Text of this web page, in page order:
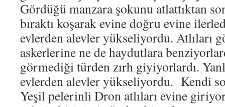
Gördüğü manzara şokunu atlattıktan
bıraktı koşarak evine doğru evine
evlerden alevler yükseliyordu. Atlıları
askerlerine ne de haydutlara
görmediği türden zırh giyiyorlardı.
evlerden alevler yükseliyordu. Kendi
Yeşil pelerinli Dron atlıları evine